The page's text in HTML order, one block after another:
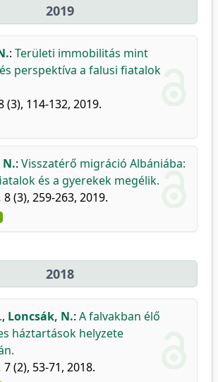
2019
: Területi immobilitás mint
perspektíva a falusi fiatalok
(3), 114-132, 2019.
: Visszatérő migráció Albániába:
és a gyerekek megélik.
8 (3), 259-263, 2019.
2018
, Loncsák, N.: A falvakban élő
háztartások helyzete
7 (2), 53-71, 2018.